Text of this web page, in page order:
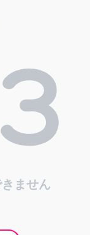
ません